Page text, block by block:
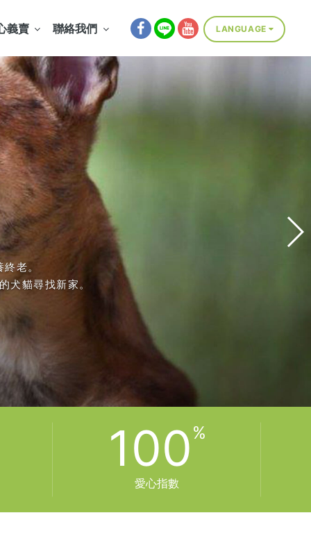
義賣 聯絡我們 LANGUAGE
599069)
老。
犬貓尋找新家。
100
愛心指數